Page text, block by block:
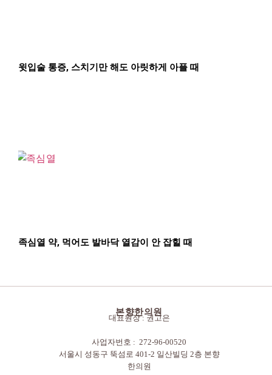
윗입술 통증, 스치기만 해도 아릿하게 아플 때
족심열 약, 먹어도 발바닥 열감이 안 잡힐 때
본향한의원
대표원장 : 권고은
사업자번호 : 272-96-00520
서울시 성동구 뚝섬로 401-2 일산빌딩 2층 본향
한의원